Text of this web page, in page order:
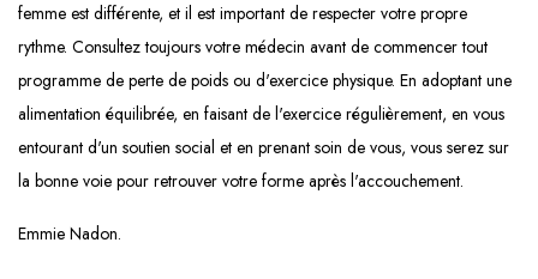
femme est différente, et il est important de respecter votre propre
rythme. Consultez toujours votre médecin avant de commencer tout
programme de perte de poids ou d'exercice physique. En adoptant une
alimentation équilibrée, en faisant de l'exercice régulièrement, en vous
entourant d'un soutien social et en prenant soin de vous, vous serez sur
la bonne voie pour retrouver votre forme après l'accouchement.
Emmie Nadon.